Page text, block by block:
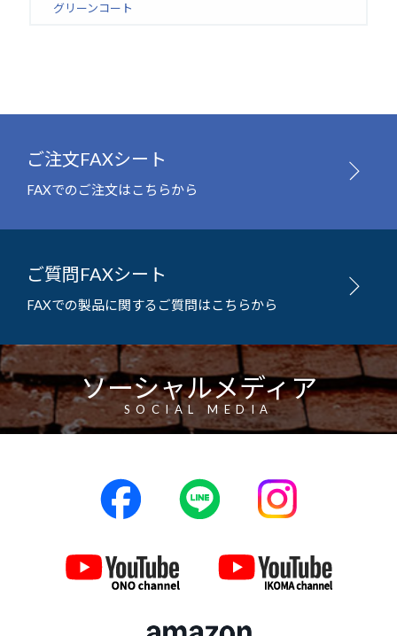
グリーンコート
ご注文FAXシート
FAXでのご注文はこちらから
ご質問FAXシート
FAXでの製品に関するご質問はこちらから
ソーシャルメディア
SOCIAL MEDIA